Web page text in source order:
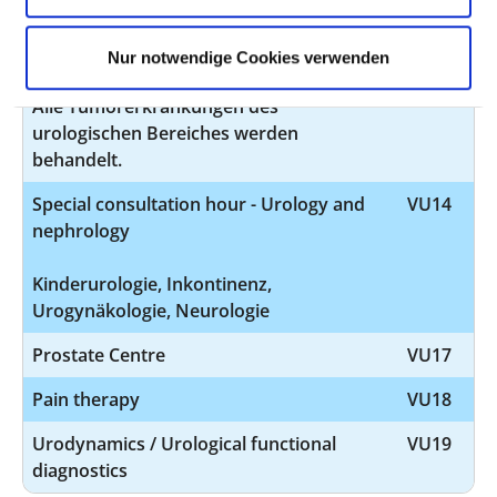
Nur notwendige Cookies verwenden
Tumour Surgery
Alle Tumorerkrankungen des
urologischen Bereiches werden
behandelt.
Special consultation hour - Urology and
nephrology
Kinderurologie, Inkontinenz,
Urogynäkologie, Neurologie
VU14
Prostate Centre
VU17
Pain therapy
VU18
Urodynamics / Urological functional
diagnostics
VU19